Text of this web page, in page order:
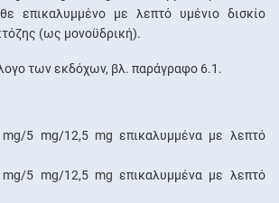
επικαλυμμένο με λεπτό υμένιο δισκίο
(ως μονοϋδρική).
των εκδόχων, βλ. παράγραφο 6.1.
5 mg/12,5 mg επικαλυμμένα με λεπτό
5 mg/12,5 mg επικαλυμμένα με λεπτό